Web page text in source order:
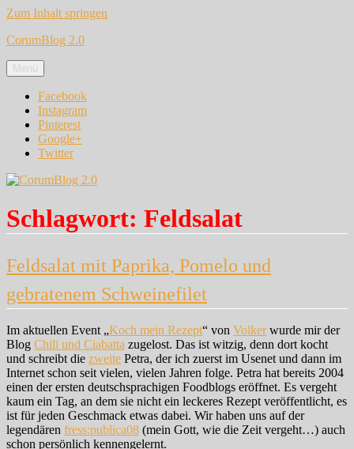
Zum Inhalt springen
CorumBlog 2.0
Menü
Facebook
Instagram
Pinterest
Google+
Twitter
Schlagwort: Feldsalat
Feldsalat mit Paprika, Pomelo und
gebratenem Schweinefilet
Im aktuellen Event „Koch mein Rezept“ von Volkerwurde mir der
Blog Chili und Ciabatta zugelost. Das ist witzig, denn dort kocht
und schreibt die zweite Petra, der ich zuerst im Usenet und dann im
Internet schon seit vielen, vielen Jahren folge. Petra hat bereits 2004
einen der ersten deutschsprachigen Foodblogs eröffnet. Es vergeht
kaum ein Tag, an dem sie nicht ein leckeres Rezept veröffentlicht, es
ist für jeden Geschmack etwas dabei. Wir haben uns auf der
legendären fress:publica08 (mein Gott, wie die Zeit vergeht…) auch
schon persönlich kennengelernt.